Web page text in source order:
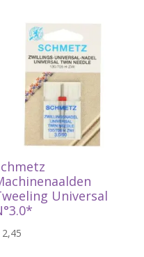
Universal
2,45